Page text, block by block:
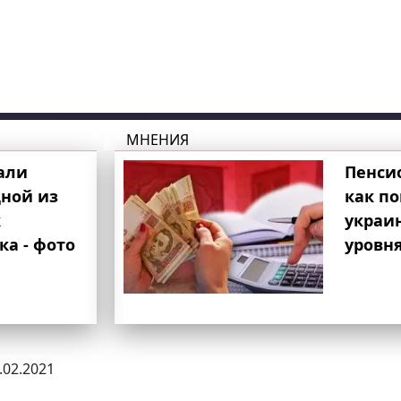
из
- фото
МНЕНИЯ
как